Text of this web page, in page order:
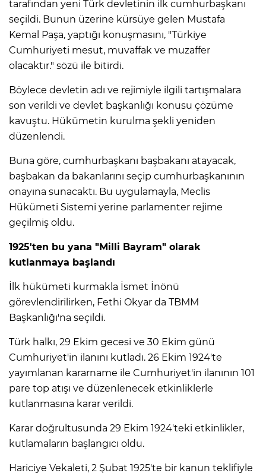
tarafından yeni Türk devletinin ilk cumhurbaşkanı
seçildi. Bunun üzerine kürsüye gelen Mustafa
Kemal Paşa, yaptığı konuşmasını, "Türkiye
Cumhuriyeti mesut, muvaffak ve muzaffer
olacaktır." sözü ile bitirdi.
Böylece devletin adı ve rejimiyle ilgili tartışmalara
son verildi ve devlet başkanlığı konusu çözüme
kavuştu. Hükümetin kurulma şekli yeniden
düzenlendi.
Buna göre, cumhurbaşkanı başbakanı atayacak,
başbakan da bakanlarını seçip cumhurbaşkanının
onayına sunacaktı. Bu uygulamayla, Meclis
Hükümeti Sistemi yerine parlamenter rejime
geçilmiş oldu.
1925'ten bu yana "Milli Bayram" olarak
kutlanmaya başlandı
İlk hükümeti kurmakla İsmet İnönü
görevlendirilirken, Fethi Okyar da TBMM
Başkanlığı'na seçildi.
Türk halkı, 29 Ekim gecesi ve 30 Ekim günü
Cumhuriyet'in ilanını kutladı. 26 Ekim 1924'te
yayımlanan kararname ile Cumhuriyet'in ilanının 101
pare top atışı ve düzenlenecek etkinliklerle
kutlanmasına karar verildi.
Karar doğrultusunda 29 Ekim 1924'teki etkinlikler,
kutlamaların başlangıcı oldu.
Hariciye Vekaleti, 2 Şubat 1925'te bir kanun teklifiyle